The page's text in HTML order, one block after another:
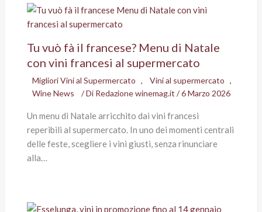
Tu vuò fà il francese? Menu di Natale
con vini francesi al supermercato
Migliori Vini al Supermercato , Vini al supermercato ,
Wine News
/ Di Redazione winemag.it /6 Marzo 2026
Un menu di Natale arricchito dai vini francesi
reperibili al supermercato. In uno dei momenti centrali
delle feste, scegliere i vini giusti, senza rinunciare
alla…